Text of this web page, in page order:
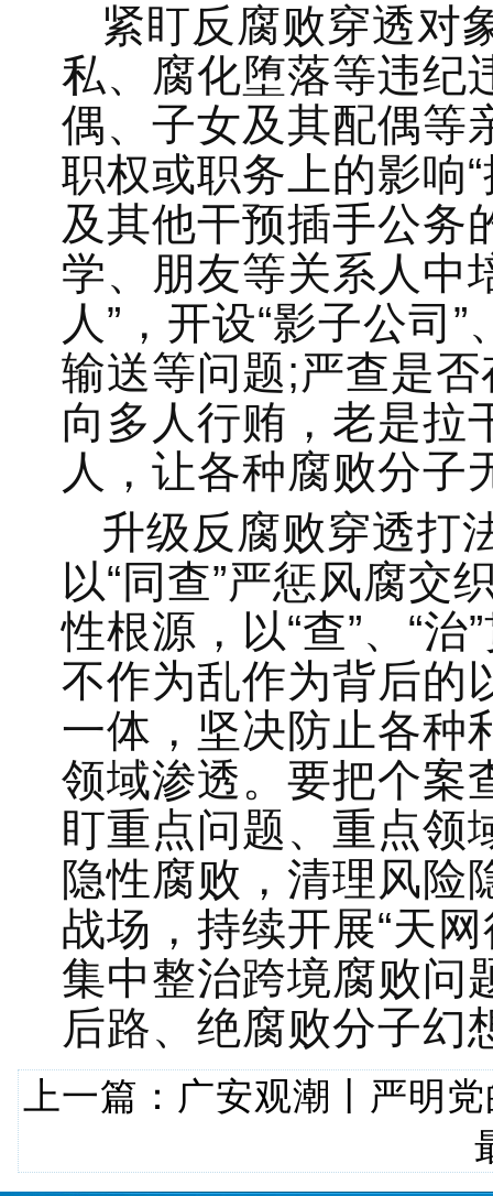
紧盯反腐败穿透对
私、腐化堕落等违纪
偶、子女及其配偶等
职权或职务上的影响“
及其他干预插手公务
学、朋友等关系人中
人”，开设“影子公司
输送等问题;严查是
向多人行贿，老是拉
人，让各种腐败分子
升级反腐败穿透打
以“同查”严惩风腐交
性根源，以“查”、“
不作为乱作为背后的
一体，坚决防止各种
领域渗透。要把个案
盯重点问题、重点领
隐性腐败，清理风险
战场，持续开展“天
集中整治跨境腐败问
后路、绝腐败分子幻
上一篇： 广安观潮丨严明